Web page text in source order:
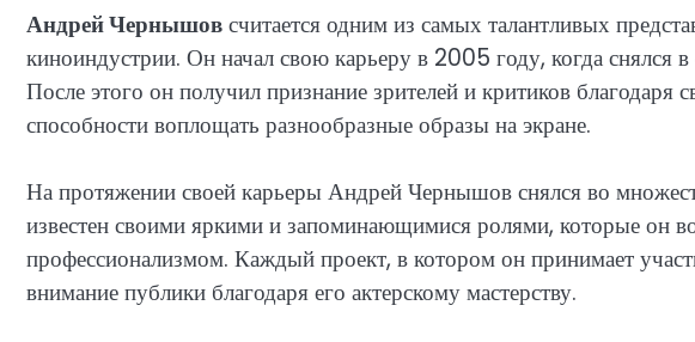
Андрей Чернышовсчитается одним из самых талантливых
киноиндустрии. Он начал свою карьеру в 2005 году, когда снялся
После этого он получил признание зрителей и критиков благодаря
способности воплощать разнообразные образы на экране.
На протяжении своей карьеры Андрей Чернышов снялся во
известен своими яркими и запоминающимися ролями, которые он
профессионализмом. Каждый проект, в котором он принимает
внимание публики благодаря его актерскому мастерству.